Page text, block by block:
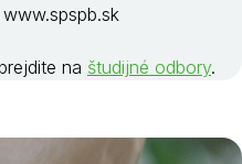
na študijné odbory.